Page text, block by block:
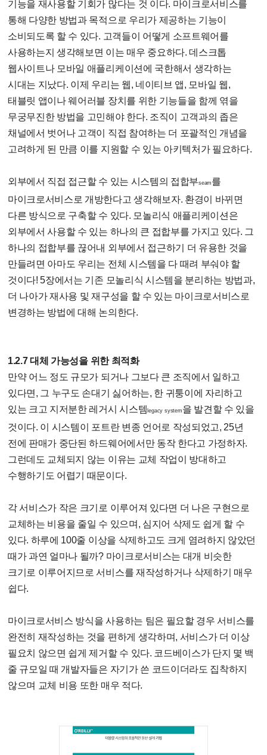
기능을 재사용할 기회가 많다는 것 이다. 마이크로서비스를
통해 다양한 방법과 목적으로 우리가 제공하는 기능이
소비되도록 할 수 있다. 고객들이 어떻게 소프트웨어를
사용하는지 생각해보면 이는 매우 중요하다. 데스크톱
웹사이트나 모바일 애플리케이션에 국한해서 생각하는
시대는 지났다. 이제 우리는 웹, 네이티브 앱, 모바일 웹,
태블릿 앱이나 웨어러블 장치를 위한 기능들을 함께 엮을
무궁무진한 방법을 고민해야 한다. 조직이 고객과의 좁은
채널에서 벗어나 고객이 직접 참여하는 더 포괄적인 개념을
고려하게 된 만큼 이를 지원할 수 있는 아키텍처가 필요하다.
외부에서 직접 접근할 수 있는 시스템의 접합부seam 를
마이크로서비스로 개방한다고 생각해보자. 환경이 바뀌면
다른 방식으로 구축할 수 있다. 모놀리식 애플리케이션은
외부에서 사용할 수 있는 하나의 큰 접합부를 가지고 있다. 그
하나의 접합부를 끊어내 외부에서 접근하기 더 유용한 것을
만들려면 아마도 우리는 전체 시스템을 다 때려 부숴야 할
것이다! 5장에서는 기존 모놀리식 시스템을 분리하는 방법과,
더 나아가 재사용 및 재구성을 할 수 있는 마이크로서비스로
변경하는 방법에 대해 논의한다.
1.2.7 대체 가능성을 위한 최적화
만약 어느 정도 규모가 되거나 그보다 큰 조직에서 일하고
있다면, 그 누구도 손대기 싫어하는, 한 귀퉁이에 자리하고
있는 크고 지저분한 레거시 시스템legacy system 을 발견할 수 있을
것이다. 이 시스템이 포트란 변종 언어로 작성되었고, 25년
전에 판매가 중단된 하드웨어에서만 동작 한다고 가정하자.
그런데도 교체되지 않는 이유는 교체 작업이 방대하고
수행하기도 어렵기 때문이다.
각 서비스가 작은 크기로 이루어져 있다면 더 나은 구현으로
교체하는 비용을 줄일 수 있으며, 심지어 삭제도 쉽게 할 수
있다. 하루에 100줄 이상을 삭제하고도 크게 염려하지 않았던
때가 과연 얼마나 될까? 마이크로서비스는 대개 비슷한
크기로 이루어지므로 서비스를 재작성하거나 삭제하기 매우
쉽다.
마이크로서비스 방식을 사용하는 팀은 필요할 경우 서비스를
완전히 재작성하는 것을 편하게 생각하며, 서비스가 더 이상
필요치 않으면 쉽게 제거할 수 있다. 코드베이스가 단지 몇 백
줄 규모일 때 개발자들은 자기가 쓴 코드이더라도 집착하지
않으며 교체 비용 또한 매우 적다.